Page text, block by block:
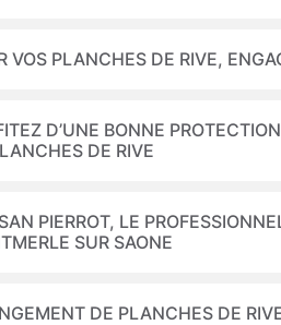
VOS PLANCHES DE RIVE,
D’UNE BONNE
DE RIVE
PIERROT, LE
SUR SAONE
DE PLANCHES DE